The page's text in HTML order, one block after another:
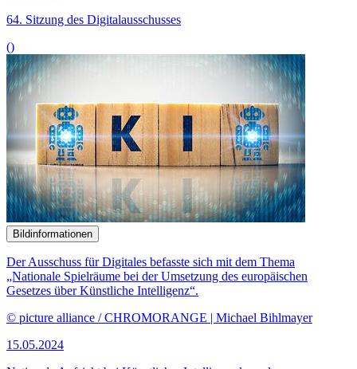
64. Sitzung des Digitalausschusses
()
Bildinformationen
Der Ausschuss für Digitales befasste sich mit dem Thema
„Nationale Spielräume bei der Umsetzung des europäischen
Gesetzes über Künstliche Intelligenz“.
© picture alliance / CHROMORANGE | Michael Bihlmayer
15.05.2024